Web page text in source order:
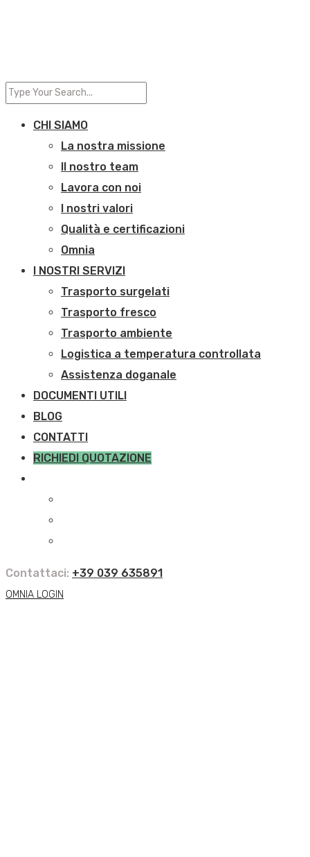
CHI SIAMO
La nostra missione
Il nostro team
Lavora con noi
I nostri valori
Qualità e certificazioni
Omnia
I NOSTRI SERVIZI
Trasporto surgelati
Trasporto fresco
Trasporto ambiente
Logistica a temperatura controllata
Assistenza doganale
DOCUMENTI UTILI
BLOG
CONTATTI
RICHIEDI QUOTAZIONE
Contattaci: +39 039 635891
OMNIA LOGIN